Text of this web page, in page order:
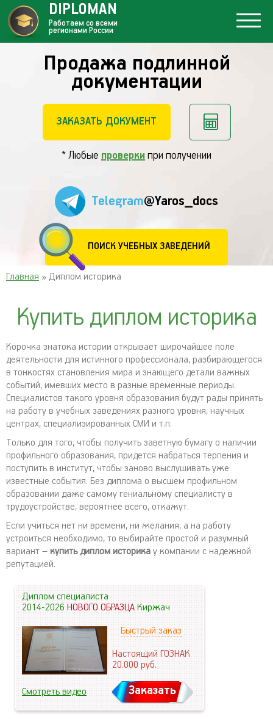
Продажа подлинной
документации
ЗАКАЗАТЬ ДОКУМЕНТ
* Любые проверки при получении
Telegram@Yaros_docs
ПОИСК УЧЕБНЫХ ЗАВЕДЕНИЙ
DIPLOMAN
Работаем со всеми
регионами России
Главная » Диплом историка
Купить диплом историка
Корочка знатока истории открывает широчайшее поле
деятельности для истинного профессионала, разбирающегося
в тонкостях становления мира и знающего детали важных
событий, имевших место в разные временные периоды.
Специалистов такого уровня образования будут рады принять
на работу в учебных заведениях разного уровня, научных
центрах, специализированных СМИ и т.п.
Только для того, чтобы получить заветную бумагу о наличии
профильного образования, придется набраться терпения и
поступить в институт, чтобы заново выслушивать уже
известные события. Без диплома о высшем профильном
образовании даже самому гениальному специалисту в
трудоустройстве, вероятнее всего, откажут.
Если учиться нет ни времени, ни желания, а на работу
устроиться необходимо, то выбирайте простой и разумный
вариант – купить диплом историка у компании с надежной
репутацией.
Диплом специалиста
2014-2026НОВОГО ОБРАЗЦАКиржач
Быстрый заказ
Настоящий ГОЗНАК
20.000руб.
Смотреть видео Заказать